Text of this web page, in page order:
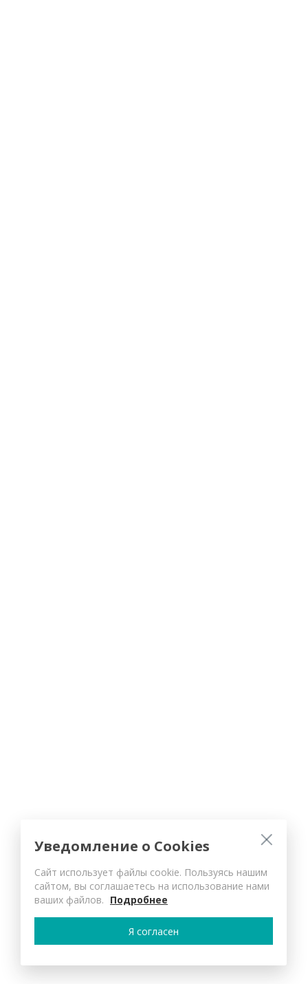
Уведомление о Cookies
Сайт использует файлы cookie. Пользуясь нашим
сайтом, вы соглашаетесь на использование нами
ваших файлов. Подробнее
Я согласен